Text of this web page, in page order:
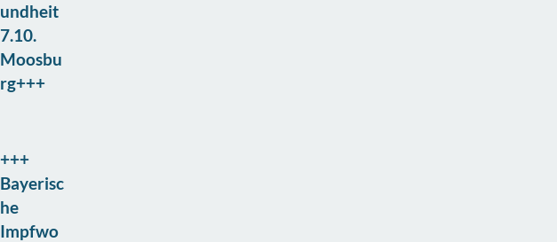
undheit
7.10.
Moosbu
rg+++
+++
Bayerisc
he
Impfwo